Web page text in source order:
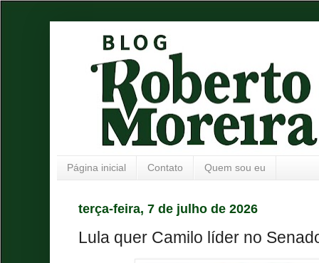
Página inicial Contato Quem sou eu
terça-feira, 7 de julho de 2026
Lula quer Camilo líder no